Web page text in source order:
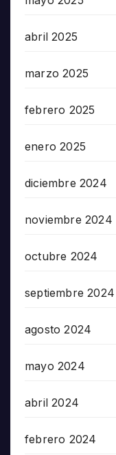
abril 2025
marzo 2025
febrero 2025
enero 2025
diciembre 2024
noviembre 2024
octubre 2024
septiembre 2024
agosto 2024
mayo 2024
abril 2024
febrero 2024